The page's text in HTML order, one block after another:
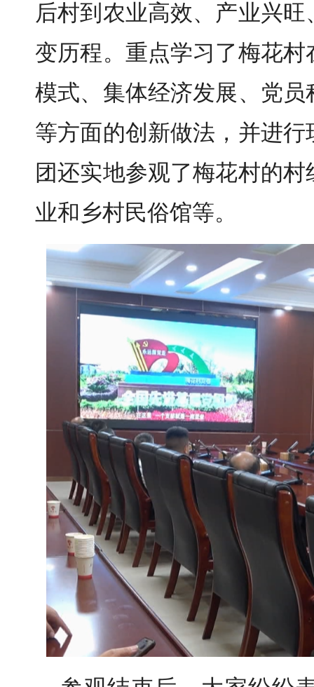
后村到农业高效、产业兴
变历程。重点学习了梅花
模式、集体经济发展、党
等方面的创新做法，并进
团还实地参观了梅花村的
业和乡村民俗馆等。